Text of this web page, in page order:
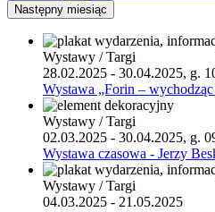
Następny miesiąc
Wystawy / Targi
28.02.2025 - 30.04.2025, g.
Wystawa „Forin –
Wystawy / Targi
02.03.2025 - 30.04.2025, g.
Wystawa czasowa - Jerzy
Wystawy / Targi
04.03.2025 - 21.05.2025